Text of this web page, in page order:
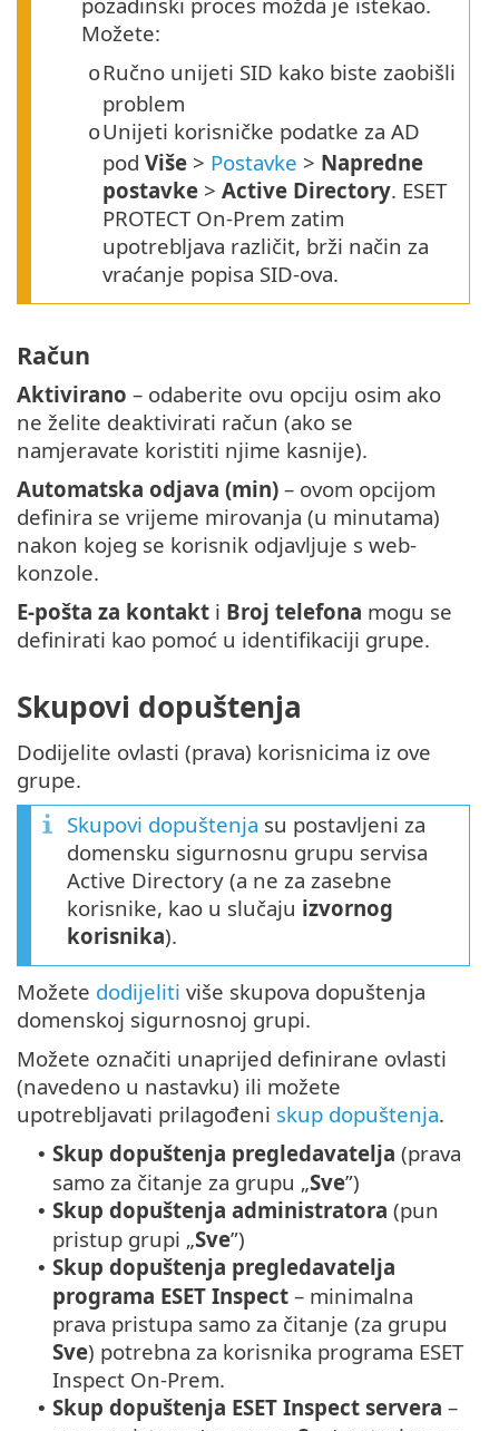
Možete:
oRučno unijeti SID kako biste zaobišli
problem
oUnijeti korisničke podatke za AD
pod Više > Postavke > Napredne
postavke > Active Directory. ESET
PROTECT On-Prem zatim
upotrebljava različit, brži način za
vraćanje popisa SID-ova.
Račun
Aktivirano – odaberite ovu opciju osim ako
ne želite deaktivirati račun (ako se
namjeravate koristiti njime kasnije).
Automatska odjava (min) – ovom opcijom
definira se vrijeme mirovanja (u minutama)
nakon kojeg se korisnik odjavljuje s web-
konzole.
E-pošta za kontakt i Broj telefona mogu se
definirati kao pomoć u identifikaciji grupe.
Skupovi dopuštenja
Dodijelite ovlasti (prava) korisnicima iz ove
grupe.
Skupovi dopuštenja su postavljeni za
domensku sigurnosnu grupu servisa
Active Directory (a ne za zasebne
korisnike, kao u slučaju izvornog
korisnika).
Možete dodijeliti više skupova dopuštenja
domenskoj sigurnosnoj grupi.
Možete označiti unaprijed definirane ovlasti
(navedeno u nastavku) ili možete
upotrebljavati prilagođeni skup dopuštenja.
• Skup dopuštenja pregledavatelja (prava
samo za čitanje za grupu „Sve”)
• Skup dopuštenja administratora (pun
pristup grupi „Sve”)
• Skup dopuštenja pregledavatelja
programa ESET Inspect – minimalna
prava pristupa samo za čitanje (za grupu
Sve) potrebna za korisnika programa ESET
Inspect On-Prem.
• Skup dopuštenja ESET Inspect servera –